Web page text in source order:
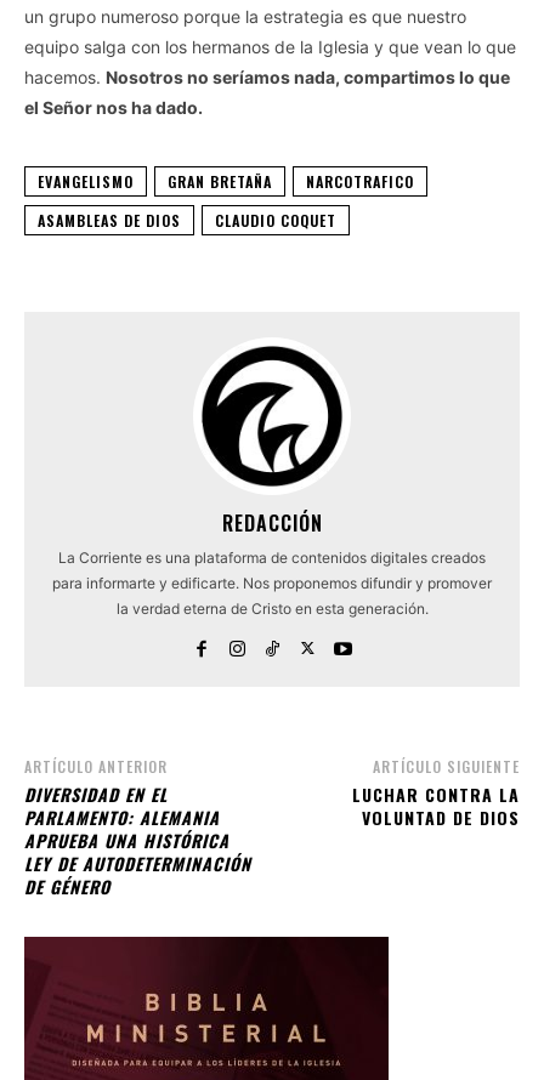
un grupo numeroso porque la estrategia es que nuestro
equipo salga con los hermanos de la Iglesia y que vean lo que
hacemos. Nosotros no seríamos nada, compartimos lo que
el Señor nos ha dado.
EVANGELISMO GRAN BRETAÑA
NARCOTRAFICO
ASAMBLEAS DE DIOS
CLAUDIO COQUET
REDACCIÓN
La Corriente es una plataforma de contenidos digitales creados
para informarte y edificarte. Nos proponemos difundir y promover
la verdad eterna de Cristo en esta generación.
ARTÍCULO ANTERIOR
DIVERSIDAD EN EL
PARLAMENTO: ALEMANIA
APRUEBA UNA HISTÓRICA
LEY DE AUTODETERMINACIÓN
DE GÉNERO
ARTÍCULO SIGUIENTE
LUCHAR CONTRA LA
VOLUNTAD DE DIOS